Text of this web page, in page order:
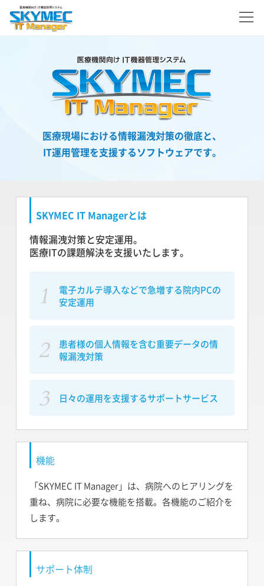
医療現場における情報漏洩対策の徹底と、
IT運用管理を支援するソフトウェアです。
SKYMEC IT Managerとは
情報漏洩対策と安定運用。
医療ITの課題解決を支援いたします。
電子カルテ導入などで急増する院内PCの
安定運用
患者様の個人情報を含む重要データの情
報漏洩対策
日々の運用を支援するサポートサービス
機能
「SKYMEC IT Manager」は、病院へのヒアリングを
重ね、病院に必要な機能を搭載。各機能のご紹介を
します。
サポート体制